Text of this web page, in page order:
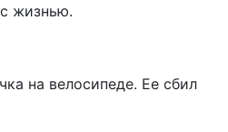
жизнью.
на велосипеде. Ее сбил